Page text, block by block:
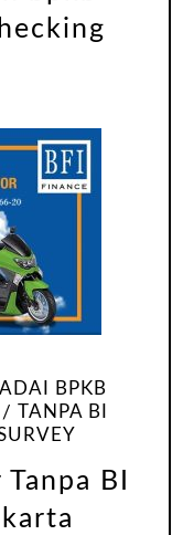
BPKB
TANPA BI
BI